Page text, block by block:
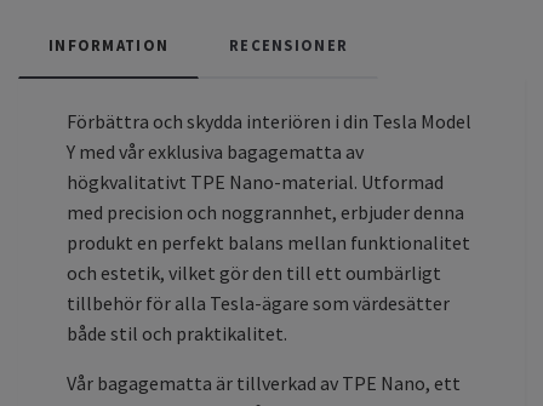
INFORMATION RECENSIONER
Förbättra och skydda interiören i din Tesla Model
Y med vår exklusiva bagagematta av
högkvalitativt TPE Nano-material. Utformad
med precision och noggrannhet, erbjuder denna
produkt en perfekt balans mellan funktionalitet
och estetik, vilket gör den till ett oumbärligt
tillbehör för alla Tesla-ägare som värdesätter
både stil och praktikalitet.
Vår bagagematta är tillverkad av TPE Nano, ett